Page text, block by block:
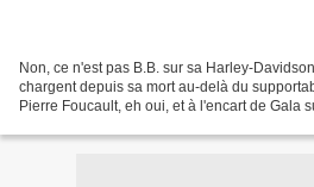
Non, ce n'est pas B.B. sur sa Harley-
chargent depuis sa mort au-delà du
Pierre Foucault, eh oui, et à l'encart de Gala